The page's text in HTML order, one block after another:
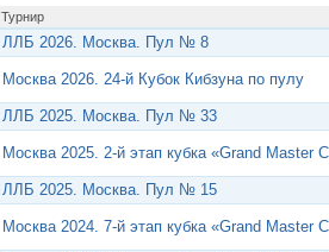
Турнир
ЛЛБ 2026. Москва. Пул № 8
Москва 2026. 24-й Кубок Кибзуна по пулу
ЛЛБ 2025. Москва. Пул № 33
Москва 2025. 2-й этап кубка «Grand Master
ЛЛБ 2025. Москва. Пул № 15
Москва 2024. 7-й этап кубка «Grand Master